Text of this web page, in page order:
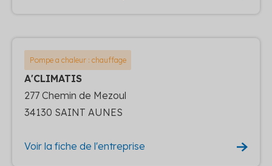
Pompe a chaleur : chauffage
A'CLIMATIS
277 Chemin de Mezoul
34130 SAINT AUNES
Voir la fiche de l'entreprise